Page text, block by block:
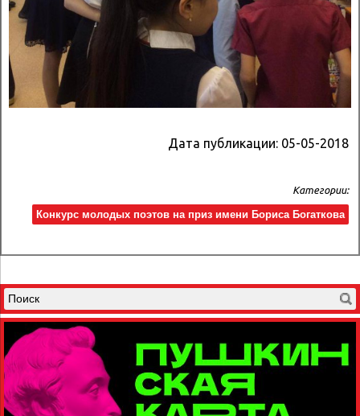
Дата публикации: 05-05-2018
Категории:
Конкурс молодых поэтов на приз имени Бориса Богаткова